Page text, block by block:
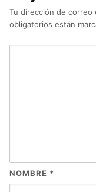
Tu dirección de correo
obligatorios están
NOMBRE *